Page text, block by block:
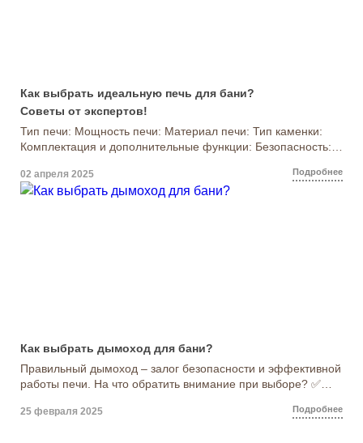
Как выбрать идеальную печь для бани?
Советы от экспертов!
Тип печи: Мощность печи: Материал печи: Тип каменки:
Комплектация и дополнительные функции: Безопасность:
всех необходимых мер безопасности. Правильная печь
сделает ваше банное время комфортным, безопасным и
02 апреля 2025 Подробнее
Как выбрать дымоход для бани?
Правильный дымоход – залог безопасности и эффективной
работы печи. На что обратить внимание при выборе? ✅
321, 430). Она устойчива к высоким температурам и
25 февраля 2025 Подробнее